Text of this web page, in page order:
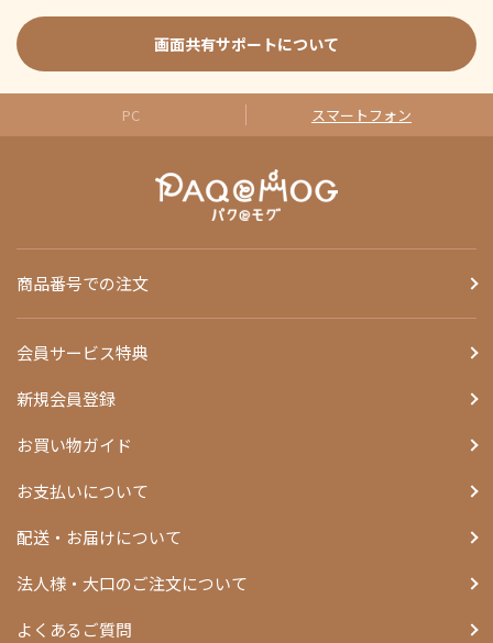
画面共有サポートについて
PC スマートフォン
商品番号での注文
会員サービス特典
新規会員登録
お買い物ガイド
お支払いについて
配送・お届けについて
法人様・大口のご注文について
よくあるご質問